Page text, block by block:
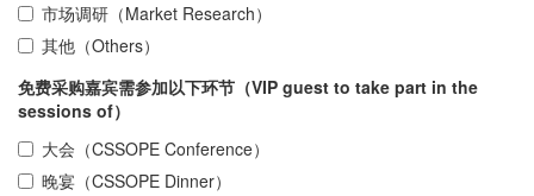
市场调研（Market Research）
其他（Others）
免费采购嘉宾需参加以下环节（VIP guest to take part in the
sessions of）
大会（CSSOPE Conference）
晚宴（CSSOPE Dinner）